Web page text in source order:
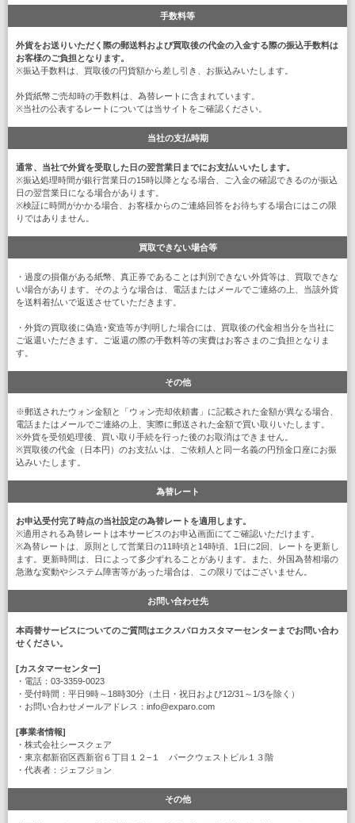
手数料等
外貨をお送りいただく際の郵送料および買取後の代金の入金する際の振込手数料は
お客様のご負担となります。
※振込手数料は、買取後の円貨額から差し引き、お振込みいたします。
外貨紙幣ご売却時の手数料は、為替レートに含まれています。
※当社の公表するレートについては当サイトをご確認ください。
当社の支払時期
通常、当社で外貨を受取した日の翌営業日までにお支払いいたします。
※振込処理時間が銀行営業日の15時以降となる場合、ご入金の確認できるのが振込
日の翌営業日になる場合があります。
※検証に時間がかかる場合、お客様からのご連絡回答をお待ちする場合にはこの限
りではありません。
買取できない場合等
・過度の損傷がある紙幣、真正券であることは判別できない外貨等は、買取できな
い場合があります。そのような場合は、電話またはメールでご連絡の上、当該外貨
を送料着払いで返送させていただきます。
・外貨の買取後に偽造･変造等が判明した場合には、買取後の代金相当分を当社に
ご返還いただきます。ご返還の際の手数料等の実費はお客さまのご負担となりま
す。
その他
※郵送されたウォン金額と「ウォン売却依頼書」に記載された金額が異なる場合、
電話またはメールでご連絡の上、実際に郵送された金額で買い取りいたします。
※外貨を受領処理後、買い取り手続を行った後のお取消はできません。
※買取後の代金（日本円）のお支払いは、ご依頼人と同一名義の円預金口座にお振
込みいたします。
為替レート
お申込受付完了時点の当社設定の為替レートを適用します。
※適用される為替レートは本サービスのお申込画面にてご確認いただけます。
※為替レートは、原則として営業日の11時頃と14時頃、1日に2回、レートを更新し
ます。更新時間は、日によって多少ずれることがあります。また、外国為替相場の
急激な変動やシステム障害等があった場合は、この限りではございません。
お問い合わせ先
本両替サービスについてのご質問はエクスパロカスタマーセンターまでお問い合わ
せください。
[カスタマーセンター]
・電話：03-3359-0023
・受付時間：平日9時～18時30分（土日・祝日および12/31～1/3を除く）
・お問い合わせメールアドレス：info@exparo.com
[事業者情報]
・株式会社シースクェア
・東京都新宿区西新宿６丁目１２−１ パークウェストビル１３階
・代表者：ジェフジョン
その他